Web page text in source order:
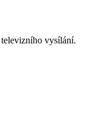
vysílání.